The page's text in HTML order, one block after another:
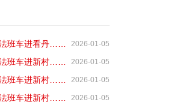
班车进看丹…… 2026-01-05
班车进新村…… 2026-01-05
班车进新村…… 2026-01-05
班车进新村…… 2026-01-05